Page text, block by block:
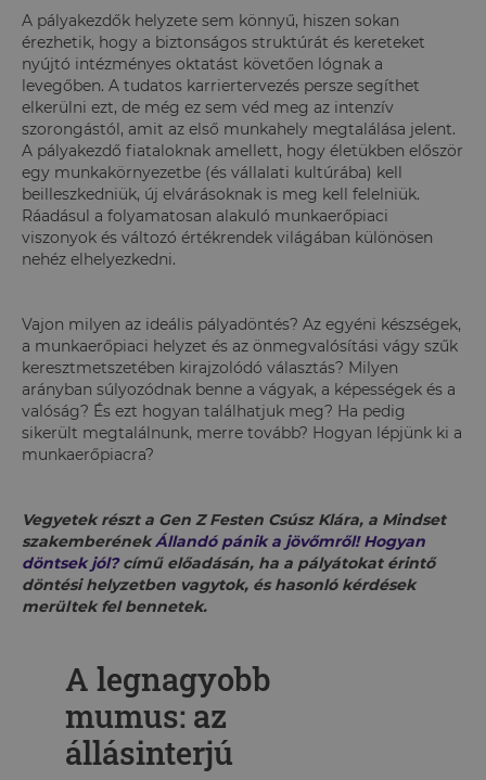
A pályakezdők helyzete sem könnyű, hiszen sokan
érezhetik, hogy a biztonságos struktúrát és kereteket
nyújtó intézményes oktatást követően lógnak a
levegőben. A tudatos karriertervezés persze segíthet
elkerülni ezt, de még ez sem véd meg az intenzív
szorongástól, amit az első munkahely megtalálása jelent.
A pályakezdő fiataloknak amellett, hogy életükben először
egy munkakörnyezetbe (és vállalati kultúrába) kell
beilleszkedniük, új elvárásoknak is meg kell felelniük.
Ráadásul a folyamatosan alakuló munkaerőpiaci
viszonyok és változó értékrendek világában különösen
nehéz elhelyezkedni.
Vajon milyen az ideális pályadöntés? Az egyéni készségek,
a munkaerőpiaci helyzet és az önmegvalósítási vágy szűk
keresztmetszetében kirajzolódó választás? Milyen
arányban súlyozódnak benne a vágyak, a képességek és a
valóság? És ezt hogyan találhatjuk meg? Ha pedig
sikerült megtalálnunk, merre tovább? Hogyan lépjünk ki a
munkaerőpiacra?
Vegyetek részt a Gen Z Festen Csúsz Klára, a Mindset
szakemberénekÁllandó pánik a jövőmről! Hogyan
döntsek jól?című előadásán, ha a pályátokat érintő
döntési helyzetben vagytok, és hasonló kérdések
merültek fel bennetek.
A legnagyobb
mumus: az
állásinterjú